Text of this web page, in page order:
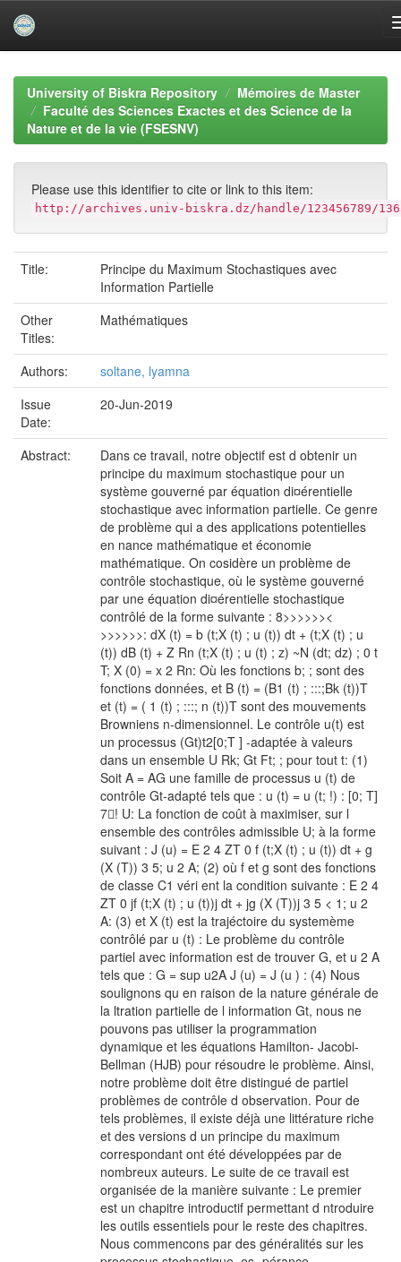
navigationUniversity of Biskra Repository
Mémoires de Master
Faculté des Sciences Exactes et des Science de la
Nature et de la vie (FSESNV)
Please use this identifier to cite or link to this item:
http://archives.univ-biskra.dz/handle/123456789/
Title:
Principe du Maximum Stochastiques avec
Information Partielle
Other
Titles:
Mathématiques
Authors:
soltane, lyamna
Issue
Date:
20-Jun-2019
Abstract:
Dans ce travail, notre objectif est d obtenir un
principe du maximum stochastique pour un
système gouverné par équation di¤érentielle
stochastique avec information partielle. Ce genre
de problème qui a des applications potentielles
en nance mathématique et économie
mathématique. On cosidère un problème de
contrôle stochastique, où le système gouverné
par une équation di¤érentielle stochastique
contrôlé de la forme suivante : 8>>>>>><
>>>>>>: dX (t) = b (t;X (t) ; u (t)) dt + (t;X (t) ; u
(t)) dB (t) + Z Rn (t;X (t) ; u (t) ; z) ~N (dt; dz) ; 0 t
T; X (0) = x 2 Rn: Où les fonctions b; ; sont des
fonctions données, et B (t) = (B1 (t) ; :::;Bk (t))T
et (t) = ( 1 (t) ; :::; n (t))T sont des mouvements
Browniens n-dimensionnel. Le contrôle u(t) est
un processus (Gt)t2[0;T ] -adaptée à valeurs
dans un ensemble U Rk; Gt Ft; ; pour tout t: (1)
Soit A = AG une famille de processus u (t) de
contrôle Gt-adapté tels que : u (t) = u (t; !) : [0; T]
7􀀀! U: La fonction de coût à maximiser, sur l
ensemble des contrôles admissible U; à la forme
suivant : J (u) = E 2 4 ZT 0 f (t;X (t) ; u (t)) dt + g
(X (T)) 3 5; u 2 A; (2) où f et g sont des fonctions
de classe C1 véri ent la condition suivante : E 2 4
ZT 0 jf (t;X (t) ; u (t))j dt + jg (X (T))j 3 5 < 1; u 2
A: (3) et X (t) est la trajéctoire du systemème
contrôlé par u (t) : Le problème du contrôle
partiel avec information est de trouver G, et u 2 A
tels que : G = sup u2A J (u) = J (u ) : (4) Nous
soulignons qu en raison de la nature générale de
la ltration partielle de l information Gt, nous ne
pouvons pas utiliser la programmation
dynamique et les équations Hamilton- Jacobi-
Bellman (HJB) pour résoudre le problème. Ainsi,
notre problème doit être distingué de partiel
problèmes de contrôle d observation. Pour de
tels problèmes, il existe déjà une littérature riche
et des versions d un principe du maximum
correspondant ont été développées par de
nombreux auteurs. Le suite de ce travail est
organisée de la manière suivante : Le premier
est un chapitre introductif permettant d ntroduire
les outils essentiels pour le reste des chapitres.
Nous commencons par des généralités sur les